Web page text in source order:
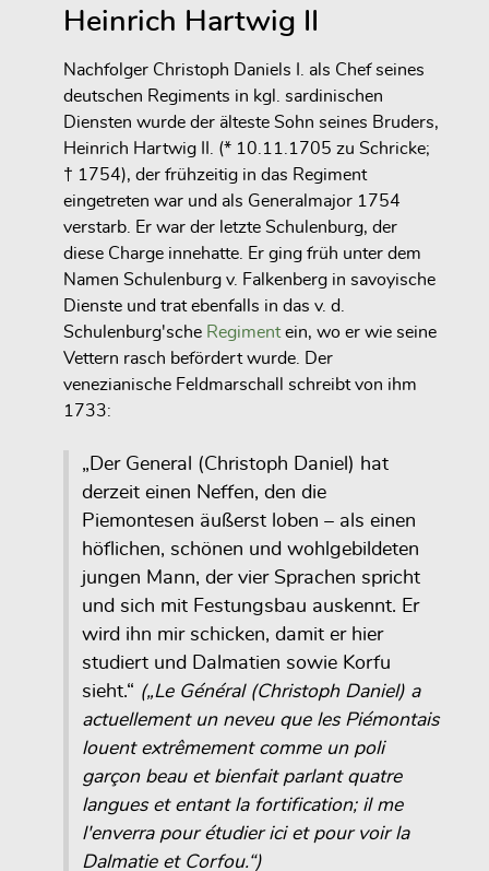
Heinrich Hartwig II
Nachfolger Christoph Daniels I. als Chef seines
deutschen Regiments in kgl. sardinischen
Diensten wurde der älteste Sohn seines Bruders,
Heinrich Hartwig II. (* 10.11.1705 zu Schricke;
† 1754), der frühzeitig in das Regiment
eingetreten war und als Generalmajor 1754
verstarb. Er war der letzte Schulenburg, der
diese Charge innehatte. Er ging früh unter dem
Namen Schulenburg v. Falkenberg in savoyische
Dienste und trat ebenfalls in das v. d.
Schulenburg'sche Regimentein, wo er wie seine
Vettern rasch befördert wurde. Der
venezianische Feldmarschall schreibt von ihm
1733:
„Der General (Christoph Daniel) hat
derzeit einen Neffen, den die
Piemontesen äußerst loben – als einen
höflichen, schönen und wohlgebildeten
jungen Mann, der vier Sprachen spricht
und sich mit Festungsbau auskennt. Er
wird ihn mir schicken, damit er hier
studiert und Dalmatien sowie Korfu
sieht.“ („Le Général (Christoph Daniel) a
actuellement un neveu que les Piémontais
louent extrêmement comme un poli
garçon beau et bienfait parlant quatre
langues et entant la fortification; il me
l'enverra pour étudier ici et pour voir la
Dalmatie et Corfou.“)